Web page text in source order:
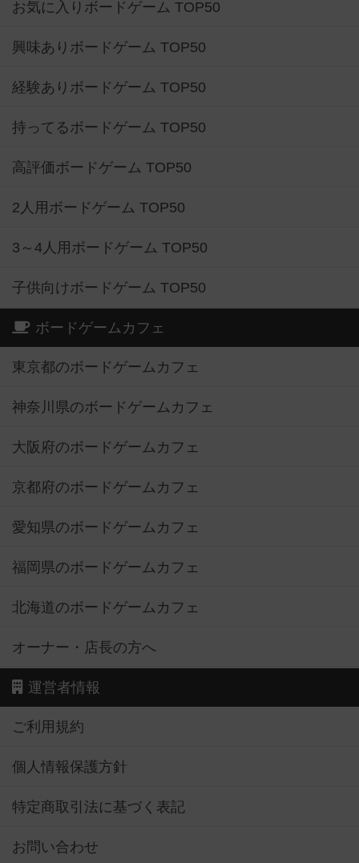
お気に入りボードゲーム TOP50
興味ありボードゲーム TOP50
経験ありボードゲーム TOP50
持ってるボードゲーム TOP50
高評価ボードゲーム TOP50
2人用ボードゲーム TOP50
3～4人用ボードゲーム TOP50
子供向けボードゲーム TOP50
ボードゲームカフェ
東京都のボードゲームカフェ
神奈川県のボードゲームカフェ
大阪府のボードゲームカフェ
京都府のボードゲームカフェ
愛知県のボードゲームカフェ
福岡県のボードゲームカフェ
北海道のボードゲームカフェ
オーナー・店長の方へ
運営者情報
ご利用規約
個人情報保護方針
特定商取引法に基づく表記
お問い合わせ